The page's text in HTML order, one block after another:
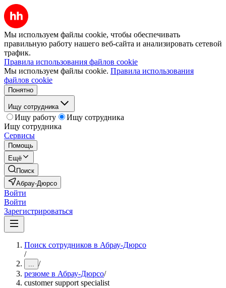
Мы используем файлы cookie, чтобы обеспечивать
правильную работу нашего веб-сайта и анализировать сетевой
трафик.
Правила использования файлов cookie
Мы используем файлы cookie. Правила использования
файлов cookie
Понятно
Ищу сотрудника
Ищу работу
Ищу сотрудника
Ищу сотрудника
Сервисы
Помощь
Ещё
Поиск
Абрау-Дюрсо
Войти
Войти
Зарегистрироваться
Поиск сотрудников в Абрау-Дюрсо
/
... /
резюме в Абрау-Дюрсо/
customer support specialist